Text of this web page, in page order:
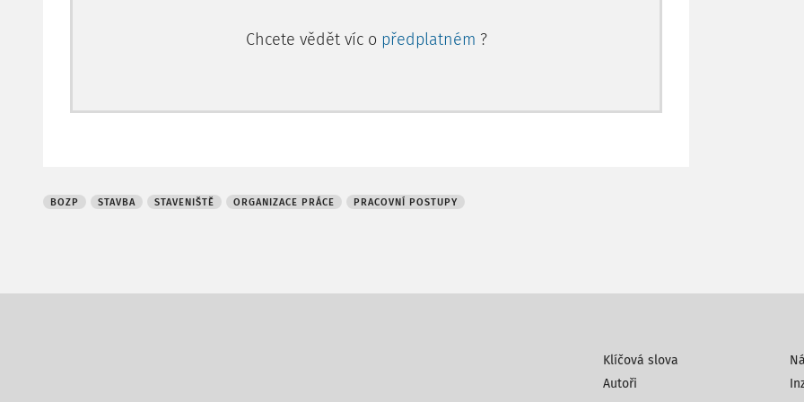
Chcete vědět víc o předplatném ?
BOZP STAVBA STAVENIŠTĚ ORGANIZACE PRÁCE PRACOVNÍ POSTUPY
Klíčová slova
Autoři